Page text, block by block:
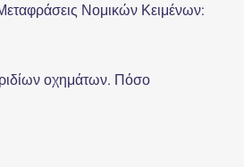
Νομικών Κειμένων:
οχημάτων. Πόσο